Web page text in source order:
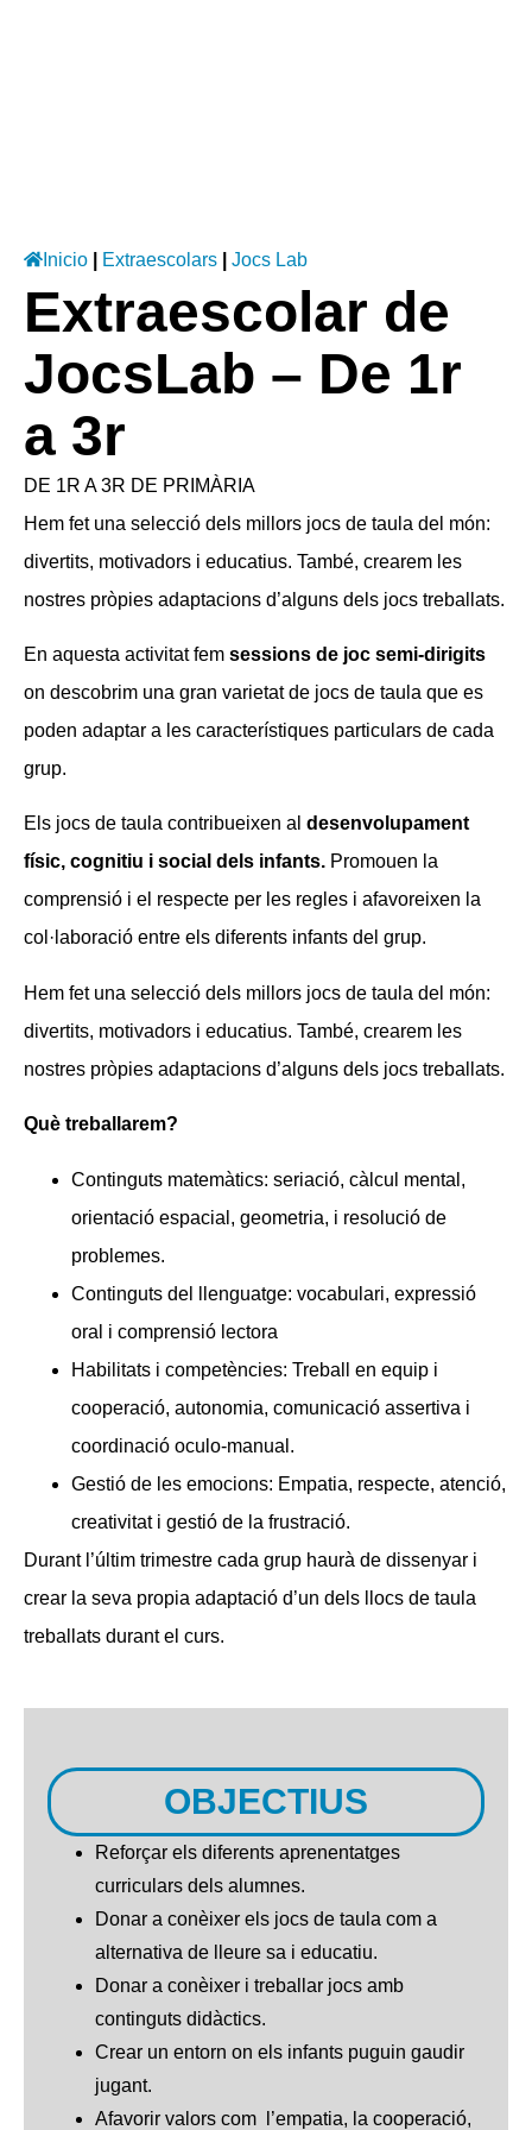
Inicio Extraescolars Jocs Lab
Extraescolar de
JocsLab – De 1r
a 3r
DE 1R A 3R DE PRIMÀRIA
Hem fet una selecció dels millors jocs de taula del món:
divertits, motivadors i educatius. També, crearem les
nostres pròpies adaptacions d’alguns dels jocs treballats.
En aquesta activitat fem sessions de joc semi-dirigits
on descobrim una gran varietat de jocs de taula que es
poden adaptar a les característiques particulars de cada
grup.
Els jocs de taula contribueixen al desenvolupament
físic, cognitiu i social dels infants. Promouen la
comprensió i el respecte per les regles i afavoreixen la
col·laboració entre els diferents infants del grup.
Hem fet una selecció dels millors jocs de taula del món:
divertits, motivadors i educatius. També, crearem les
nostres pròpies adaptacions d’alguns dels jocs treballats.
Què treballarem?
Continguts matemàtics: seriació, càlcul mental,
orientació espacial, geometria, i resolució de
problemes.
Continguts del llenguatge: vocabulari, expressió
oral i comprensió lectora
Habilitats i competències: Treball en equip i
cooperació, autonomia, comunicació assertiva i
coordinació oculo-manual.
Gestió de les emocions: Empatia, respecte, atenció,
creativitat i gestió de la frustració.
Durant l’últim trimestre cada grup haurà de dissenyar i
crear la seva propia adaptació d’un dels llocs de taula
treballats durant el curs.
OBJECTIUS
Reforçar els diferents aprenentatges
curriculars dels alumnes.
Donar a conèixer els jocs de taula com a
alternativa de lleure sa i educatiu.
Donar a conèixer i treballar jocs amb
continguts didàctics.
Crear un entorn on els infants puguin gaudir
jugant.
Afavorir valors com l’empatia, la cooperació,